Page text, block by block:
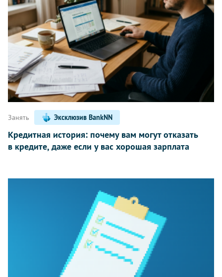
Занять Эксклюзив BankNN
Кредитная история: почему вам могут отказать
в кредите, даже если у вас хорошая зарплата